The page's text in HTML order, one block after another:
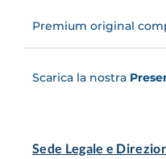
Premium original
Scarica la nostra
Sede Legale e